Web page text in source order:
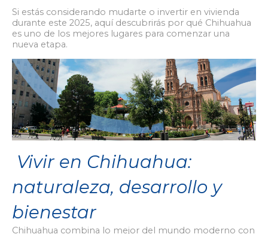
Si estás considerando mudarte o invertir en vivienda
durante este 2025, aquí descubrirás por qué Chihuahua
es uno de los mejores lugares para comenzar una
nueva etapa.
Vivir en Chihuahua:
naturaleza, desarrollo y
bienestar
Chihuahua combina lo mejor del mundo moderno con